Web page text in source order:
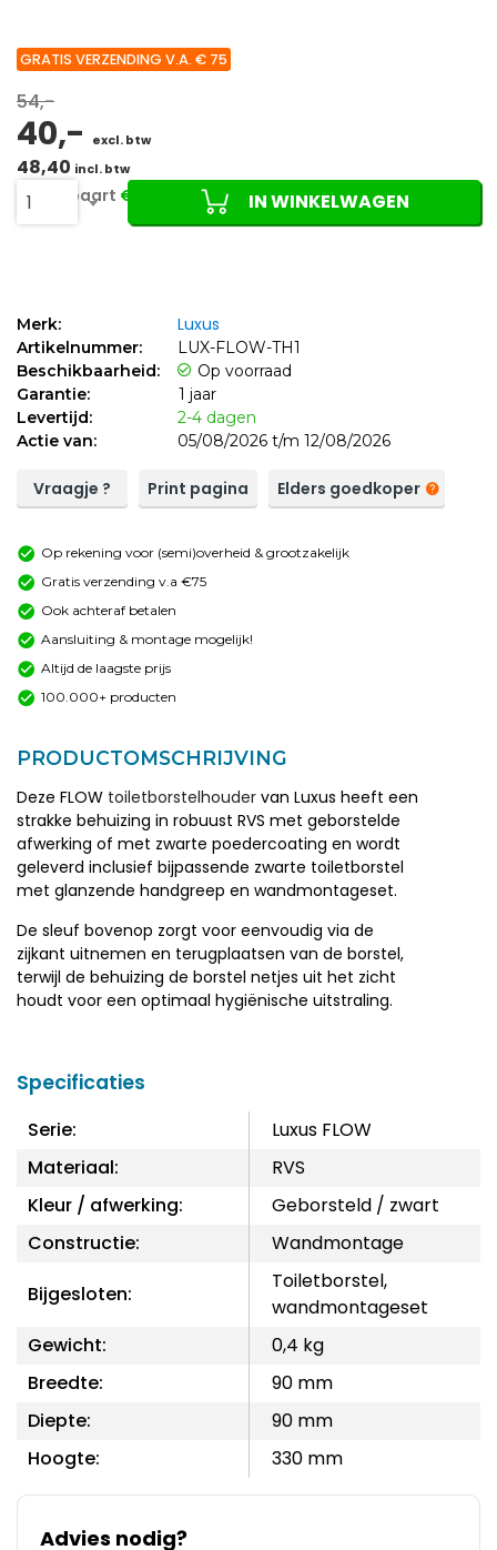
GRATIS VERZENDING V.A. € 75
54,-
40,- excl. btw
48,40 incl. btw
Je bespaart €14,00 (26%)
1 IN WINKELWAGEN
Merk: Luxus
Artikelnummer:
LUX-FLOW-TH1
Beschikbaarheid:
Op voorraad
Garantie:
1 jaar
Levertijd:
2-4 dagen
Actie van:
05/08/2026 t/m 12/08/2026
Vraagje ? Print pagina Elders goedkoper
Op rekening voor (semi)overheid & grootzakelijk
Gratis verzending v.a €75
Ook achteraf betalen
Aansluiting & montage mogelijk!
Altijd de laagste prijs
100.000+ producten
PRODUCTOMSCHRIJVING
Deze FLOW toiletborstelhouder van Luxus heeft een
strakke behuizing in robuust RVS met geborstelde
afwerking of met zwarte poedercoating en wordt
geleverd inclusief bijpassende zwarte toiletborstel
met glanzende handgreep en wandmontageset.
De sleuf bovenop zorgt voor eenvoudig via de
zijkant uitnemen en terugplaatsen van de borstel,
terwijl de behuizing de borstel netjes uit het zicht
houdt voor een optimaal hygiënische uitstraling.
Specificaties
Serie:
Luxus FLOW
Materiaal:
RVS
Kleur / afwerking:
Geborsteld / zwart
Constructie:
Wandmontage
Bijgesloten:
Toiletborstel,
wandmontageset
Gewicht:
0,4 kg
Breedte:
90 mm
Diepte:
90 mm
Hoogte:
330 mm
Advies nodig?